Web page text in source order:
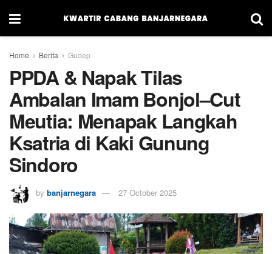
Home Berita Gudep
PPDA & Napak Tilas
Ambalan Imam Bonjol–Cut
Meutia: Menapak Langkah
Ksatria di Kaki Gunung
Sindoro
by banjarnegara 27 October 2025